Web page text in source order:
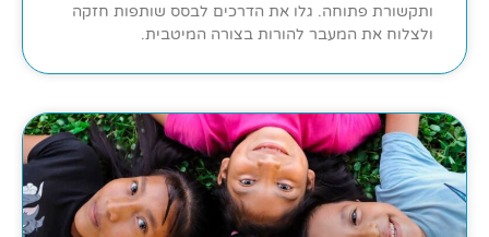
ותקשורת פתוחה. גלו את הדרכים לבסס שותפות חזקה
ולצלוח את המעבר להורות בצורה המיטבית.